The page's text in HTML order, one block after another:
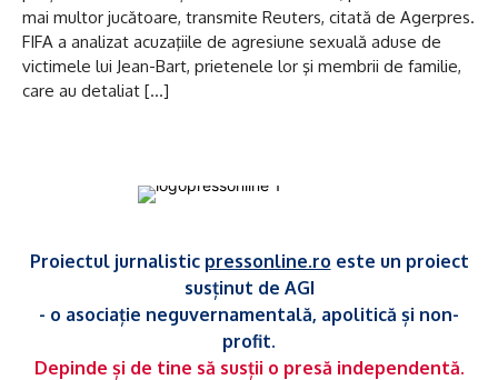
mai multor jucătoare, transmite Reuters, citată de Agerpres.
FIFA a analizat acuzaţiile de agresiune sexuală aduse de
victimele lui Jean-Bart, prietenele lor şi membrii de familie,
care au detaliat […]
Proiectul jurnalistic pressonline.ro este un proiect
susținut de AGI
- o asociație neguvernamentală, apolitică și non-
profit.
Depinde și de tine să susții o presă independentă.